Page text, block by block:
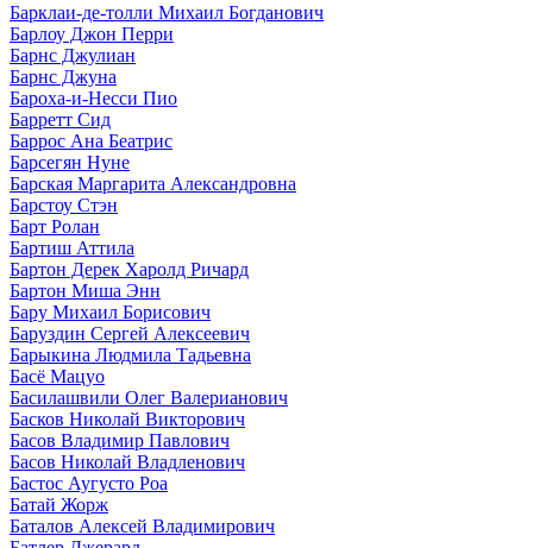
Барклаи-де-толли Михаил Богданович
Барлоу Джон Перри
Барнс Джулиан
Барнс Джуна
Бароха-и-Несси Пио
Барретт Сид
Баррос Ана Беатрис
Барсегян Нуне
Барская Маргарита Александровна
Барстоу Стэн
Барт Ролан
Бартиш Аттила
Бартон Дерек Харолд Ричард
Бартон Миша Энн
Бару Михаил Борисович
Баруздин Сергей Алексеевич
Барыкина Людмила Тадьевна
Басё Мацуо
Басилашвили Олег Валерианович
Басков Николай Викторович
Басов Владимир Павлович
Басов Николай Владленович
Бастос Аугусто Роа
Батай Жорж
Баталов Алексей Владимирович